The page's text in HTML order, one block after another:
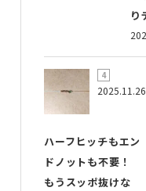
り
2025.11.26
ハーフヒッチもエン
ドノットも不要！
もうスッポ抜けな